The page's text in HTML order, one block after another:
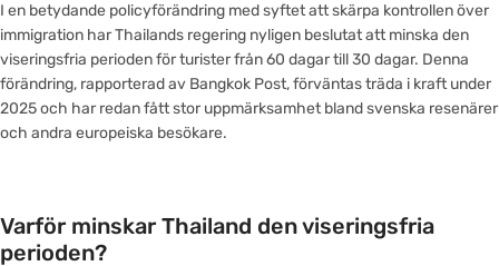
I en betydande policyförändring med syftet att skärpa kontrollen över
immigration har Thailands regering nyligen beslutat att minska den
viseringsfria perioden för turister från 60 dagar till 30 dagar. Denna
förändring, rapporterad av Bangkok Post, förväntas träda i kraft under
2025 och har redan fått stor uppmärksamhet bland svenska resenärer
och andra europeiska besökare.
Varför minskar Thailand den viseringsfria
perioden?